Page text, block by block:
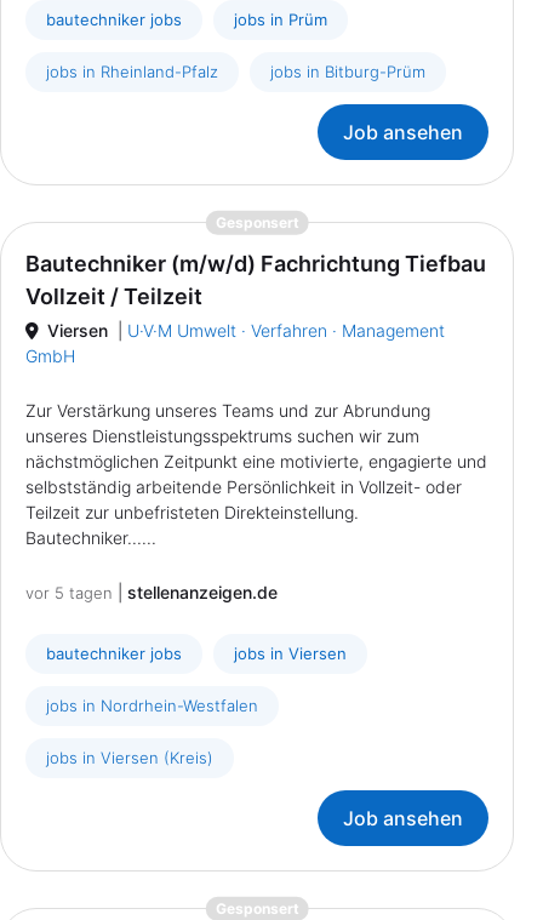
bautechniker jobs jobs in Prüm
jobs in Rheinland-Pfalz jobs in Bitburg-Prüm
Job ansehen
Gesponsert{prompt.job}
Bautechniker (m/w/d) Fachrichtung Tiefbau
Vollzeit / Teilzeit
Viersen
U·V·M Umwelt · Verfahren · Management
GmbH
Zur Verstärkung unseres Teams und zur Abrundung
unseres Dienstleistungsspektrums suchen wir zum
nächstmöglichen Zeitpunkt eine motivierte, engagierte und
selbstständig arbeitende Persönlichkeit in Vollzeit- oder
Teilzeit zur unbefristeten Direkteinstellung.
Bautechniker......
vor 5 tagen stellenanzeigen.de
bautechniker jobs jobs in Viersen
jobs in Nordrhein-Westfalen
jobs in Viersen (Kreis)
Job ansehen
Gesponsert{prompt.job}